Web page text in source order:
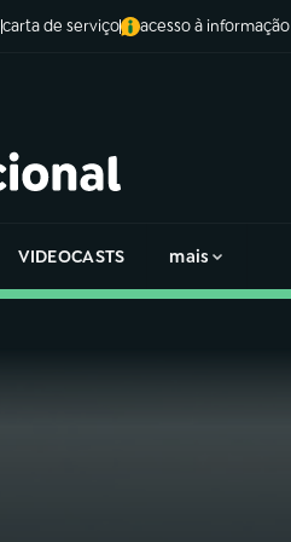
carta de serviço acesso à informação
VIDEOCASTS mais